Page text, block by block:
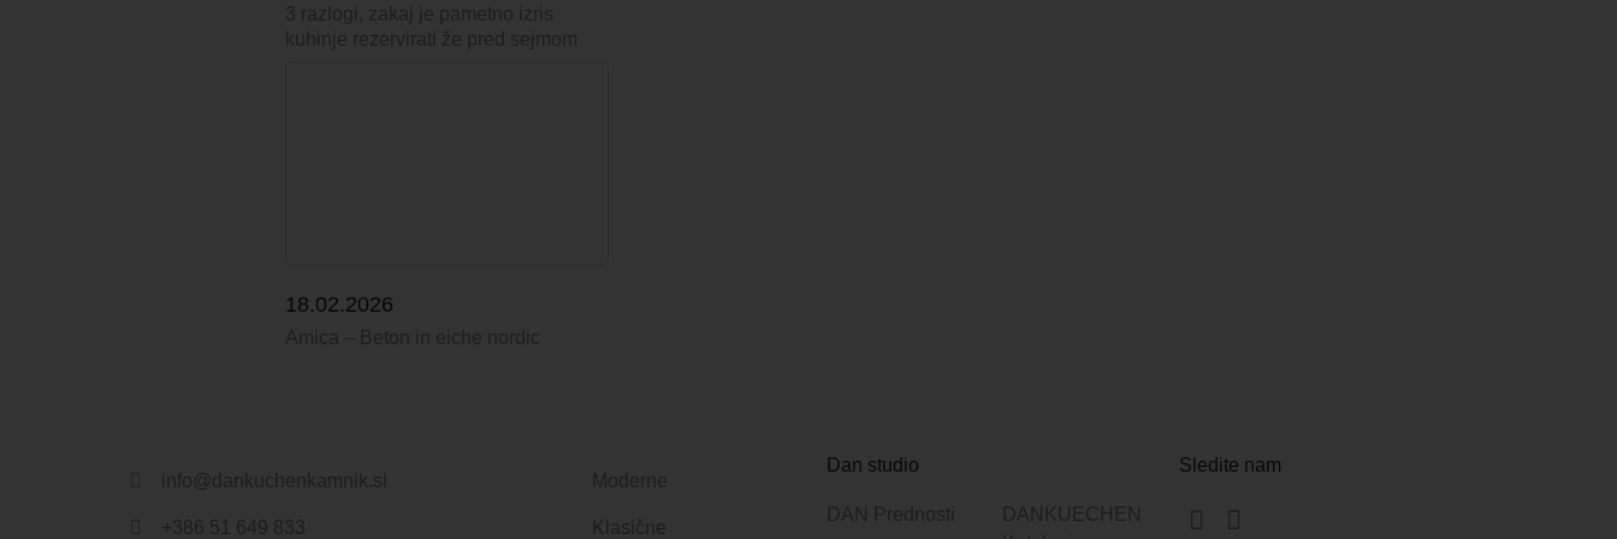
18.02.2026
info@dankuchenkamnik.si
+386 51 649 833
Moderne
Klasične
Dan studio
DAN Prednosti
DANKUECHEN
Sledite nam